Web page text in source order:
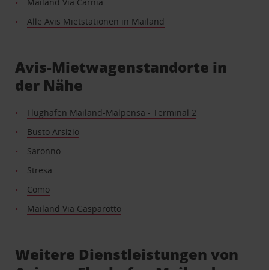
Alle Avis Mietstationen in Mailand
Avis-Mietwagenstandorte in
der Nähe
Flughafen Mailand-Malpensa - Terminal 2
Busto Arsizio
Saronno
Stresa
Como
Mailand Via Gasparotto
Weitere Dienstleistungen von